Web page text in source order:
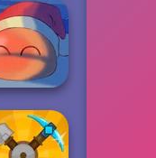
Train Drift